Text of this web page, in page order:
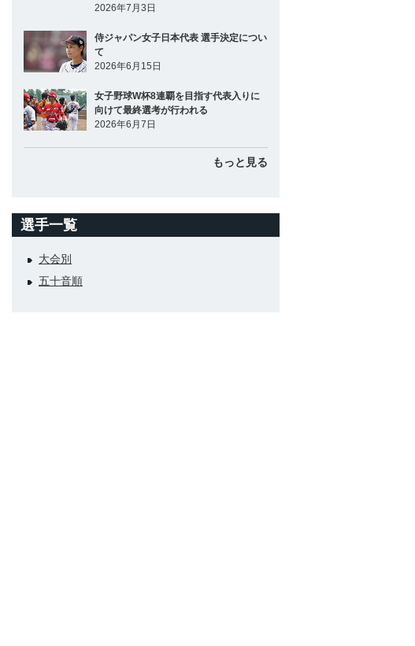
2026年7月3日
侍ジャパン女子日本代表 選手決定につい
て
2026年6月15日
女子野球W杯8連覇を目指す代表入りに
向けて最終選考が行われる
2026年6月7日
もっと見る
選手一覧
大会別
五十音順